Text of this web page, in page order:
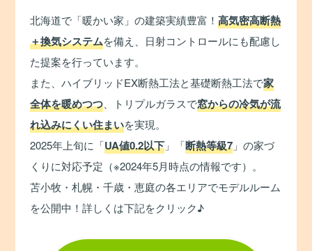
北海道で「暖かい家」の建築実績豊富！ 高気密高断熱
＋換気システムを備え、日射コントロールにも配慮し
た提案を行っています。
また、ハイブリッドEX断熱工法と基礎断熱工法で家
全体を暖めつつ、トリプルガラスで窓からの冷気が流
れ込みにくい住まいを実現。
2025年上旬に「UA値0.2以下」「断熱等級7」の家づ
くりに対応予定（※2024年5月時点の情報です）。
苫小牧・札幌・千歳・恵庭の各エリアでモデルルーム
を公開中！詳しくは下記をクリック♪